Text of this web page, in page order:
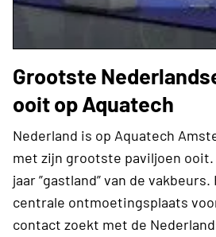
Grootste
ooit op Aquatech
Nederland is op Aquatech
met zijn grootste paviljoen
jaar ”gastland” van de
centrale ontmoetingsplaats
contact zoekt met de